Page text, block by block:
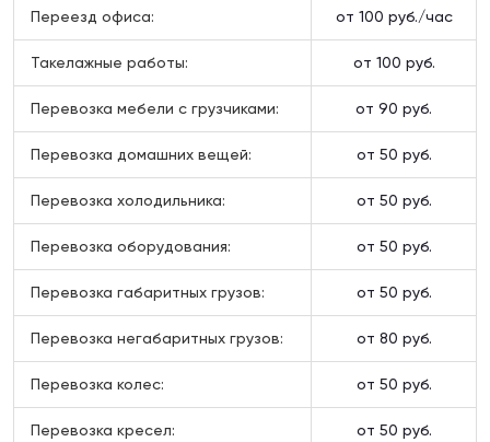
Переезд офиса: от 100 руб./час
Такелажные работы: от 100 руб.
Перевозка мебели с грузчиками: от 90 руб.
Перевозка домашних вещей: от 50 руб.
Перевозка холодильника: от 50 руб.
Перевозка оборудования: от 50 руб.
Перевозка габаритных грузов: от 50 руб.
Перевозка негабаритных грузов: от 80 руб.
Перевозка колес: от 50 руб.
Перевозка кресел: от 50 руб.